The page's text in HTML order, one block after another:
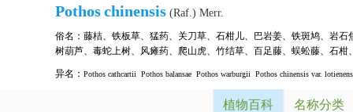
Pothoschinensis (Raf.) Merr.
俗名： 藤桔、 铁板草、 猛药、 关刀草、 石柑儿、 巴岩姜、 铁斑鸠、 岩石
树葫芦、 毒蛇上树、 风瘫药、 爬山虎、 竹结草、 百足藤、 蜈蚣藤、 石柑
异名： Pothos cathcartii Pothos balansae Pothos warburgii Pothos chinensis var.
植物百科 名称分类